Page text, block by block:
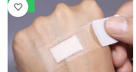
-40%